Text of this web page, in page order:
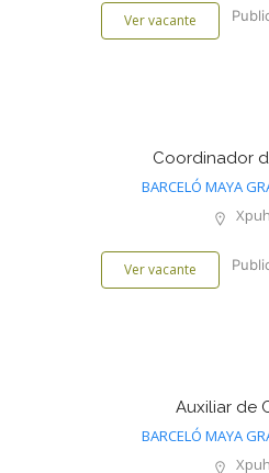
Ver vacante
Coordinador
BARCELÓ MAYA
Ver vacante
Auxiliar de
BARCELÓ MAYA